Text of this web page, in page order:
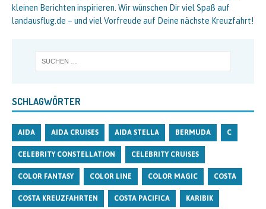
kleinen Berichten inspirieren. Wir wünschen Dir viel Spaß auf
landausflug.de – und viel Vorfreude auf Deine nächste Kreuzfahrt!
SCHLAGWÖRTER
AIDA AIDA CRUISES AIDA STELLA BERMUDA C
CELEBRITY CONSTELLATION CELEBRITY CRUISES
COLOR FANTASY COLOR LINE COLOR MAGIC COSTA
COSTA KREUZFAHRTEN COSTA PACIFICA KARIBIK